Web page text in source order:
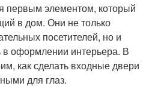
первым элементом, который
в дом. Они не только
посетителей, но и
оформлении интерьера. В
как сделать входные двери
для глаз.